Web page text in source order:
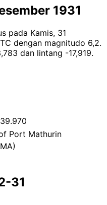
1931
pada Kamis, 31
dengan magnitudo 6,2.
dan lintang -17,919.
Port Mathurin
31